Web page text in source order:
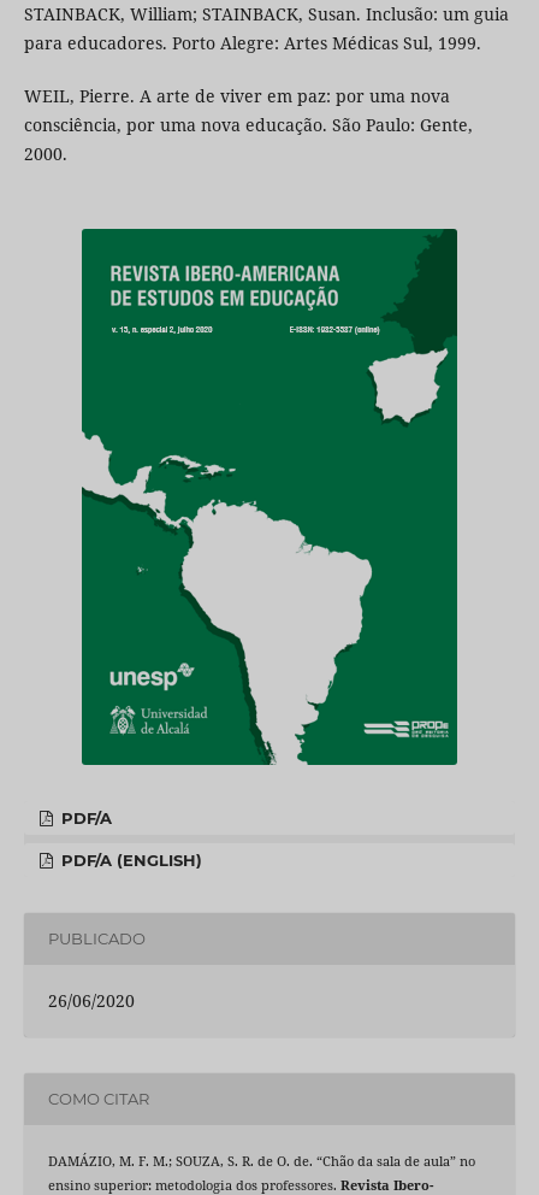
STAINBACK, William; STAINBACK, Susan. Inclusão: um guia
para educadores. Porto Alegre: Artes Médicas Sul, 1999.
WEIL, Pierre. A arte de viver em paz: por uma nova
consciência, por uma nova educação. São Paulo: Gente,
2000.
PDF/A
PDF/A (ENGLISH)
PUBLICADO
26/06/2020
COMO CITAR
DAMÁZIO, M. F. M.; SOUZA, S. R. de O. de. “Chão da sala de aula” no
ensino superior: metodologia dos professores. Revista Ibero-